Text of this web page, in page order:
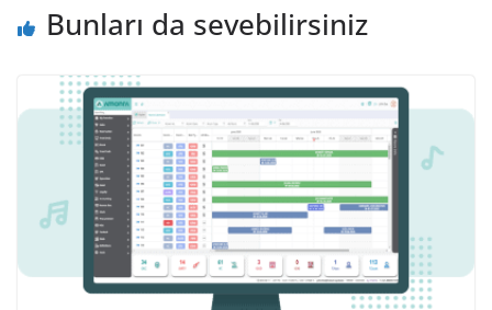
Bunları da sevebilirsiniz